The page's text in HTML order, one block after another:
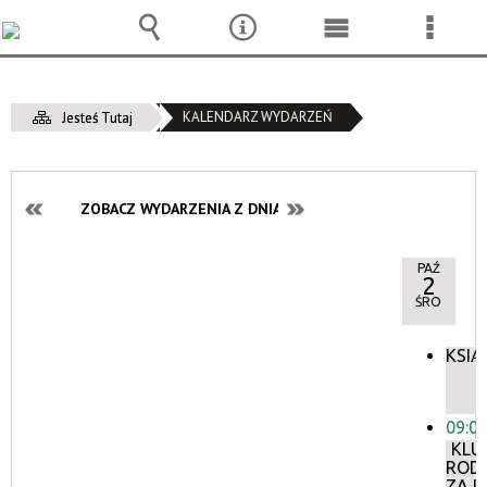
Jesteś Tutaj KALENDARZ WYDARZEŃ
ZOBACZ WYDARZENIA Z DNIA:
PAŹ
2
ŚRO
09:00
Wyszukiwarka
NarzędziaMenu
Menu